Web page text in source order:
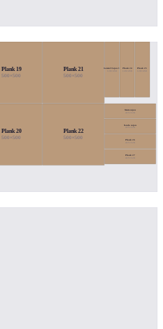
Plank 19
500×500
Plank 20
500×500
Plank 21
500×500
Plank 22
500×500
Lateral Cajon 1
120×450
Plank 24
120×450
Plank 25
120×450
frente cajon
415×120
fondo cajon
Plank 26
Plank 27
415×120